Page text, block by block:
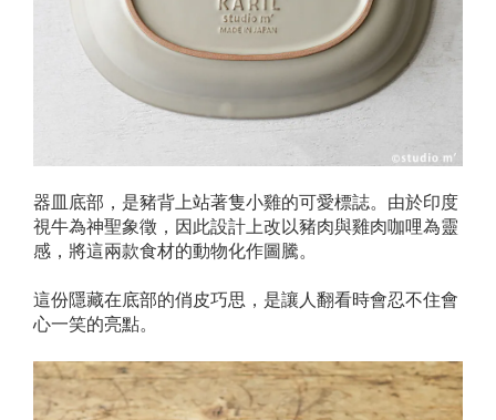
器皿底部，是豬背上站著隻小雞的可愛標誌。由於印度
視牛為神聖象徵，因此設計上改以豬肉與雞肉咖哩為靈
感，將這兩款食材的動物化作圖騰。
這份隱藏在底部的俏皮巧思，是讓人翻看時會忍不住會
心一笑的亮點。